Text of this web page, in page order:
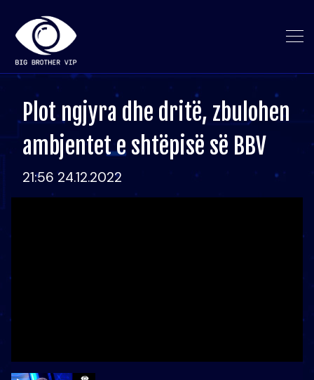
Plot ngjyra dhe dritë, zbulohen
ambjentet e shtëpisë së BBV
21:56 24.12.2022